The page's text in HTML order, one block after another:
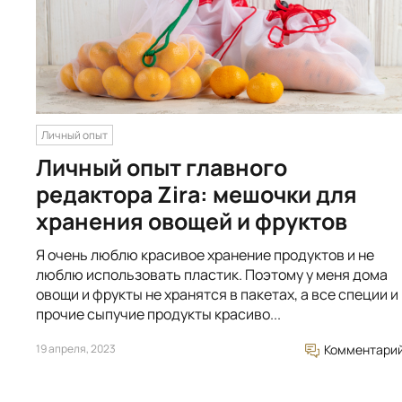
Личный опыт
Личный опыт главного
редактора Zira: мешочки для
хранения овощей и фруктов
Я очень люблю красивое хранение продуктов и не
люблю использовать пластик. Поэтому у меня дома
овощи и фрукты не хранятся в пакетах, а все специи и
прочие сыпучие продукты красиво...
19 апреля, 2023